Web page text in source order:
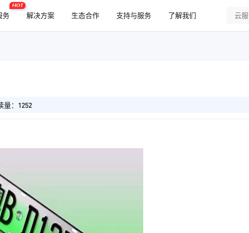
务
HOT
解决方案 生态合作 支持与服务 了解我们
量：1252